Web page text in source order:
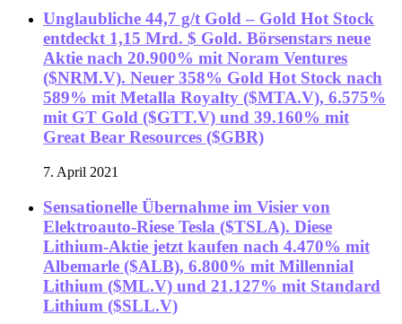
Unglaubliche 44,7 g/t Gold – Gold Hot Stock
entdeckt 1,15 Mrd. $ Gold. Börsenstars neue
Aktie nach 20.900% mit Noram Ventures
($NRM.V). Neuer 358% Gold Hot Stock nach
589% mit Metalla Royalty ($MTA.V), 6.575%
mit GT Gold ($GTT.V) und 39.160% mit
Great Bear Resources ($GBR)
7. April 2021
Sensationelle Übernahme im Visier von
Elektroauto-Riese Tesla ($TSLA). Diese
Lithium-Aktie jetzt kaufen nach 4.470% mit
Albemarle ($ALB), 6.800% mit Millennial
Lithium ($ML.V) und 21.127% mit Standard
Lithium ($SLL.V)